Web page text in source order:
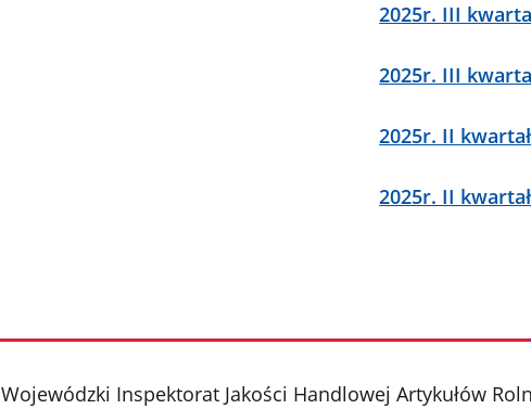
2025r. III
2025r. III
2025r. II
2025r. II
stopka
Wojewódzki Inspektorat Jakości Handlowej Artykułów